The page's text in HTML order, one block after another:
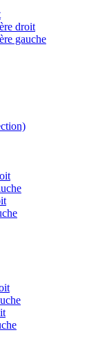
droit
gauche